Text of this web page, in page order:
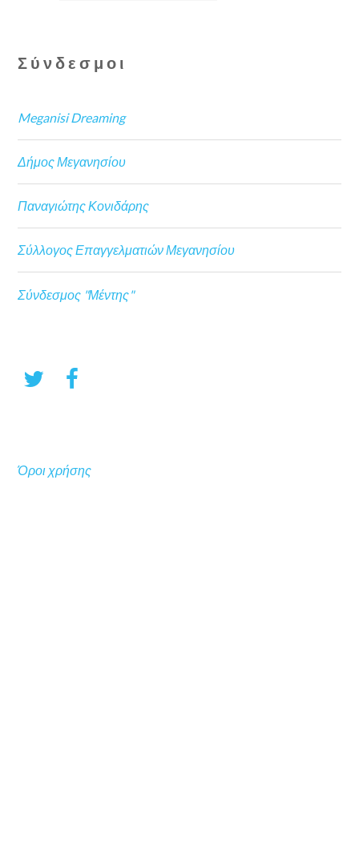
Σύνδεσμοι
Meganisi Dreaming
Δήμος Μεγανησίου
Παναγιώτης Κονιδάρης
Σύλλογος Επαγγελματιών Μεγανησίου
Σύνδεσμος "Μέντης"
Όροι χρήσης